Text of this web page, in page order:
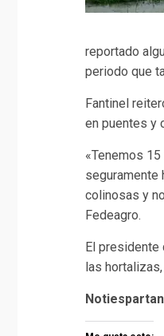
reportado
periodo que
Fantinel
en puentes y
«Tenemos
seguramente
colinosas y
Fedeagro.
El presidente
las